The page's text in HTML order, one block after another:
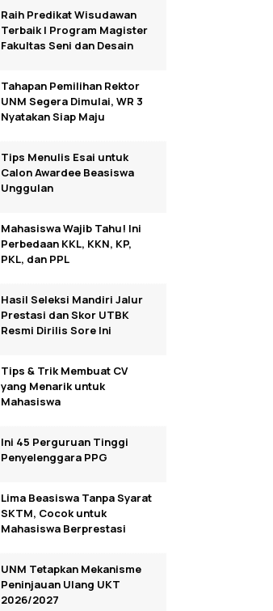
Raih Predikat Wisudawan
Terbaik I Program Magister
Fakultas Seni dan Desain
Tahapan Pemilihan Rektor
UNM Segera Dimulai, WR 3
Nyatakan Siap Maju
Tips Menulis Esai untuk
Calon Awardee Beasiswa
Unggulan
Mahasiswa Wajib Tahu! Ini
Perbedaan KKL, KKN, KP,
PKL, dan PPL
Hasil Seleksi Mandiri Jalur
Prestasi dan Skor UTBK
Resmi Dirilis Sore Ini
Tips & Trik Membuat CV
yang Menarik untuk
Mahasiswa
Ini 45 Perguruan Tinggi
Penyelenggara PPG
Lima Beasiswa Tanpa Syarat
SKTM, Cocok untuk
Mahasiswa Berprestasi
UNM Tetapkan Mekanisme
Peninjauan Ulang UKT
2026/2027